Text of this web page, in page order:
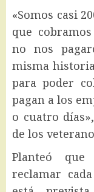
«Somos casi
que
no nos
misma
para poder
pagan a los
o cuatro
de los
Planteó
reclamar